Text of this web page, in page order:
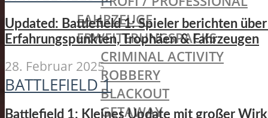
FAHRZEUGE
ERWEITERUNGSPACKS
CRIMINAL ACTIVITY
ROBBERY
BLACKOUT
GETAWAY
Updated: Battlefield 1: Spieler berichten
Erfahrungspunkten, Trophäen & Fahrzeugen
28. Februar 2025
BATTLEFIELD 1
Battlefield 1: Kleines Update mit großer